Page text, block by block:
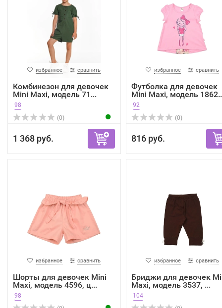
избранное сравнить
Комбинезон для девочек
Mini Maxi, модель 71...
98
(0)
1 368 руб.
избранное сравнить
Футболка для девочек
Mini Maxi, модель
92
(0)
816 руб.
избранное сравнить
Шорты для девочек Mini
Maxi, модель 4596, ц...
98
избранное сравнить
Бриджи для девочек
Maxi, модель 3537, ...
104